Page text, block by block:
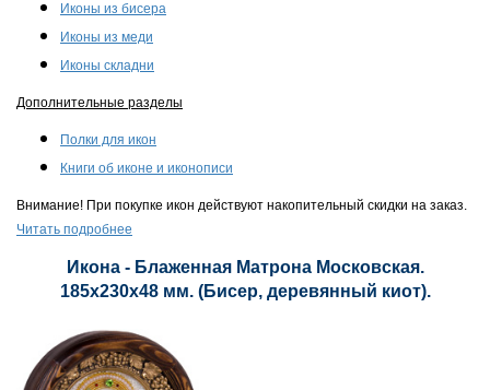
Иконы из бисера
Иконы из меди
Иконы складни
Дополнительные разделы
Полки для икон
Книги об иконе и иконописи
Внимание! При покупке икон действуют накопительный скидки на заказ.
Читать подробнее
Икона - Блаженная Матрона Московская.
185х230х48 мм. (Бисер, деревянный киот).